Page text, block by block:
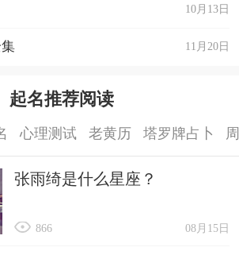
10月13日
11月20日
起名推荐阅读
心理测试 老黄历 塔罗牌占卜
张雨绮是什么星座？
08月15日
866